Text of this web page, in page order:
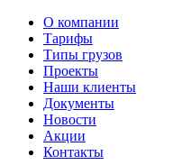
О компании
Тарифы
Типы грузов
Проекты
Наши клиенты
Документы
Новости
Акции
Контакты